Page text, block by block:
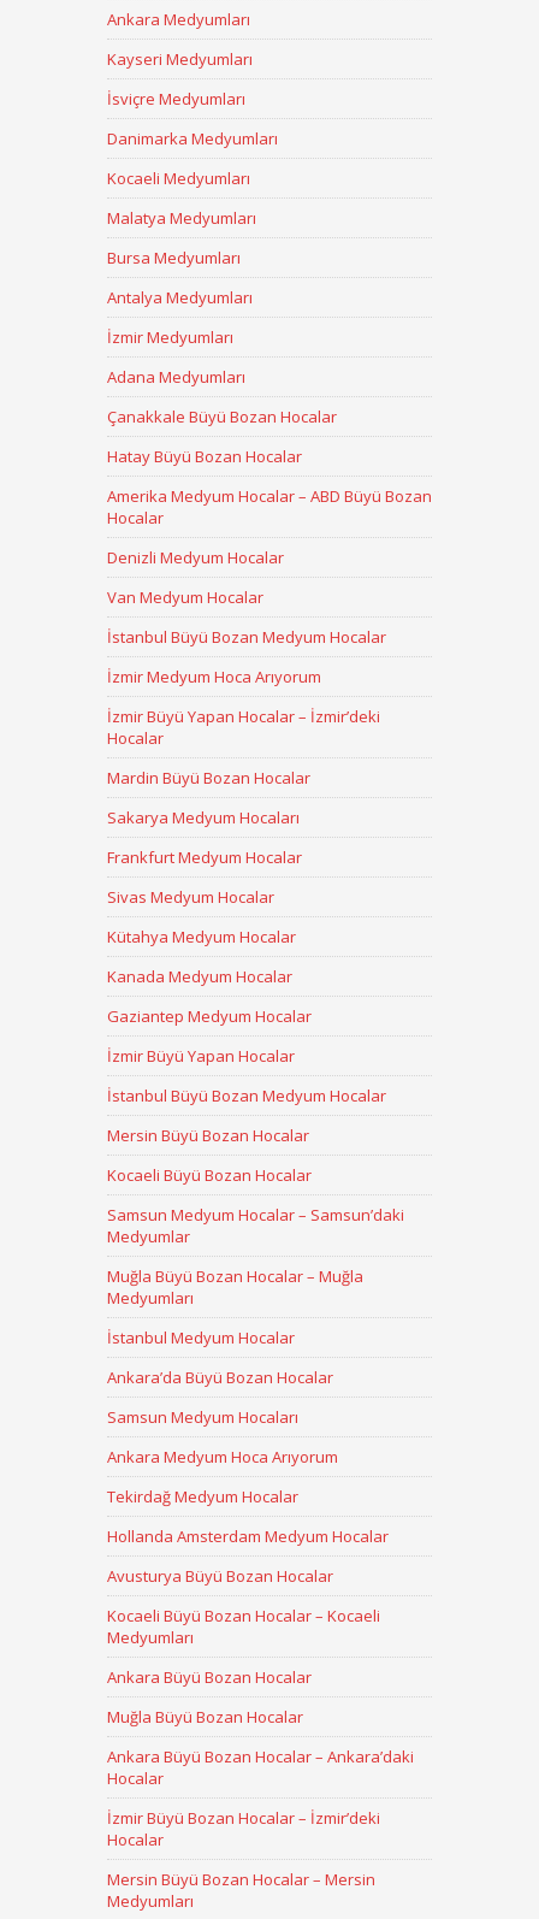
Ankara Medyumları
Kayseri Medyumları
İsviçre Medyumları
Danimarka Medyumları
Kocaeli Medyumları
Malatya Medyumları
Bursa Medyumları
Antalya Medyumları
İzmir Medyumları
Adana Medyumları
Çanakkale Büyü Bozan Hocalar
Hatay Büyü Bozan Hocalar
Amerika Medyum Hocalar – ABD Büyü Bozan
Hocalar
Denizli Medyum Hocalar
Van Medyum Hocalar
İstanbul Büyü Bozan Medyum Hocalar
İzmir Medyum Hoca Arıyorum
İzmir Büyü Yapan Hocalar – İzmir’deki
Hocalar
Mardin Büyü Bozan Hocalar
Sakarya Medyum Hocaları
Frankfurt Medyum Hocalar
Sivas Medyum Hocalar
Kütahya Medyum Hocalar
Kanada Medyum Hocalar
Gaziantep Medyum Hocalar
İzmir Büyü Yapan Hocalar
İstanbul Büyü Bozan Medyum Hocalar
Mersin Büyü Bozan Hocalar
Kocaeli Büyü Bozan Hocalar
Samsun Medyum Hocalar – Samsun’daki
Medyumlar
Muğla Büyü Bozan Hocalar – Muğla
Medyumları
İstanbul Medyum Hocalar
Ankara’da Büyü Bozan Hocalar
Samsun Medyum Hocaları
Ankara Medyum Hoca Arıyorum
Tekirdağ Medyum Hocalar
Hollanda Amsterdam Medyum Hocalar
Avusturya Büyü Bozan Hocalar
Kocaeli Büyü Bozan Hocalar – Kocaeli
Medyumları
Ankara Büyü Bozan Hocalar
Muğla Büyü Bozan Hocalar
Ankara Büyü Bozan Hocalar – Ankara’daki
Hocalar
İzmir Büyü Bozan Hocalar – İzmir’deki
Hocalar
Mersin Büyü Bozan Hocalar – Mersin
Medyumları